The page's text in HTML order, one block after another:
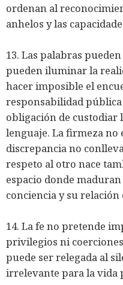
ordenan al
anhelos y las
13. Las palabras
pueden iluminar la
hacer imposible el
responsabilidad
obligación de custodiar
lenguaje. La firmeza no
discrepancia no
respeto al otro nace
espacio donde
conciencia y su relación
14. La fe no pretende
privilegios ni
puede ser relegada al
irrelevante para la vida